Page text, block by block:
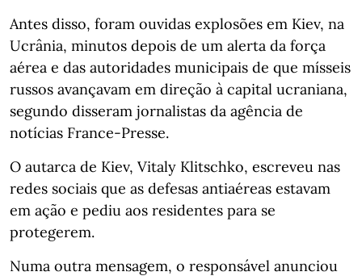
Antes disso, foram ouvidas explosões em Kiev, na
Ucrânia, minutos depois de um alerta da força
aérea e das autoridades municipais de que mísseis
russos avançavam em direção à capital ucraniana,
segundo disseram jornalistas da agência de
notícias France-Presse.
O autarca de Kiev, Vitaly Klitschko, escreveu nas
redes sociais que as defesas antiaéreas estavam
em ação e pediu aos residentes para se
protegerem.
Numa outra mensagem, o responsável anunciou